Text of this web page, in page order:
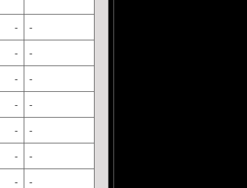
- -
- -
- -
- -
- -
- -
- -